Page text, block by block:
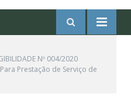
Nº 004/2020
Prestação de Serviço de